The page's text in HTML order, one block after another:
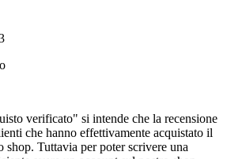
verificato" si intende che la recensione
che hanno effettivamente acquistato il
shop. Tuttavia per poter scrivere una